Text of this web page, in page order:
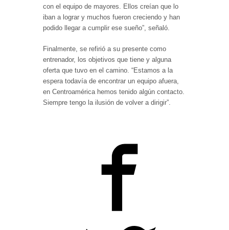
con el equipo de mayores. Ellos creían que lo
iban a lograr y muchos fueron creciendo y han
podido llegar a cumplir ese sueño”, señaló.
Finalmente, se refirió a su presente como
entrenador, los objetivos que tiene y alguna
oferta que tuvo en el camino. “Estamos a la
espera todavía de encontrar un equipo afuera,
en Centroamérica hemos tenido algún contacto.
Siempre tengo la ilusión de volver a dirigir”.